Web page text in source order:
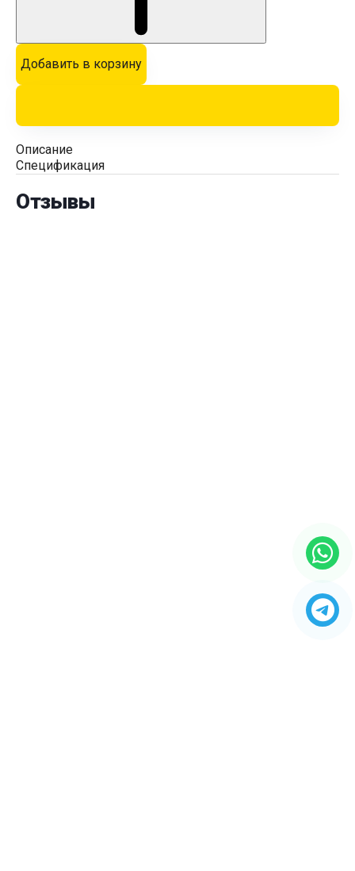
Добавить в корзину
Описание
Спецификация
Отзывы